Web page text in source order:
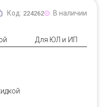
Код: 224262 В наличии
Для ЮЛ и ИП